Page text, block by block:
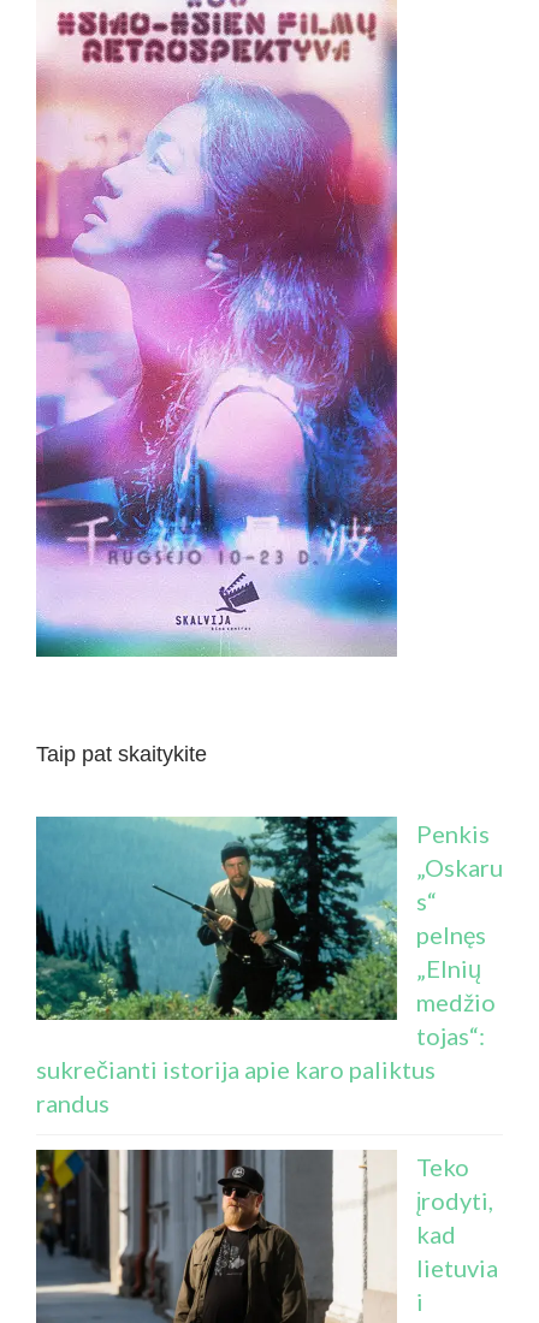
Taip pat skaitykite
Penkis
„Oskaru
s“
pelnęs
„Elnių
medžio
tojas“:
sukrečianti istorija apie karo paliktus
randus
Teko
įrodyti,
kad
lietuvia
i